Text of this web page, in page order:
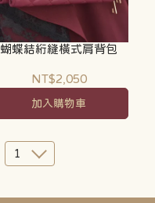
蝴蝶結絎縫橫式肩背包
NT$2,050
加入購物車
1